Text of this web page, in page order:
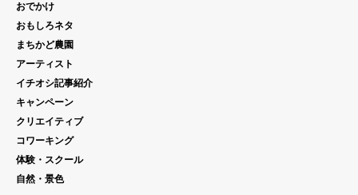
おでかけ
おもしろネタ
まちかど農園
アーティスト
イチオシ記事紹介
キャンペーン
クリエイティブ
コワーキング
体験・スクール
自然・景色